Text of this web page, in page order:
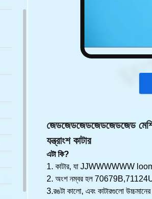
জেডজেডজেডজেডজেডজেড
যন্ত্রাংশ কাটার
এটা কি?
1. কাটার, যা JJWWWWWW loom
2. অংশ নম্বর হল
3.রঙটা কালো, এবং কাটারগুলো